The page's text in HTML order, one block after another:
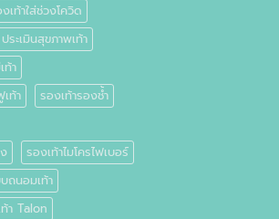
เท้าใส่ช่วงโควิด
ประเมินสุขภาพเท้า
ท้า
ท้า
รองเท้ารองช้ำ
รองเท้าไมโครไฟเบอร์
ถนอมเท้า
า Talon